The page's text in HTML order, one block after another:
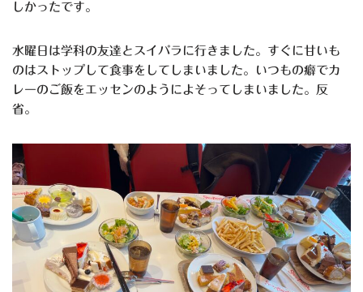
しかったです。
水曜日は学科の友達とスイパラに行きました。すぐに甘いも
のはストップして食事をしてしまいました。いつもの癖でカ
レーのご飯をエッセンのようによそってしまいました。反
省。